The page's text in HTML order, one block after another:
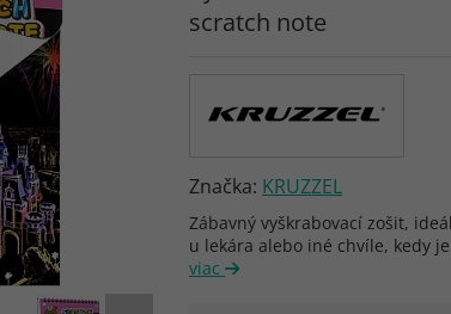
scratch note
Značka: KRUZZEL
Zábavný vyškrabovací zošit,
u lekára alebo iné chvíle, kedy
viac